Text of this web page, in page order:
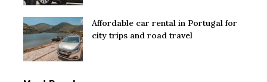
Affordable car rental in Portugal for
city trips and road travel